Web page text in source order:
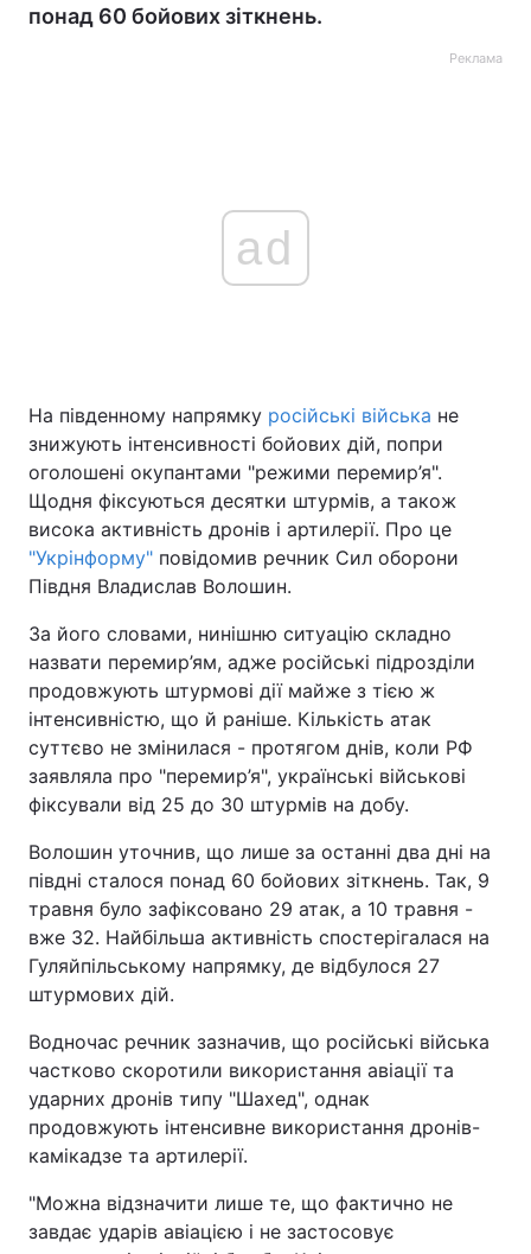
понад 60 бойових зіткнень.
Реклама
ad
На південному напрямку російські війська не
знижують інтенсивності бойових дій, попри
оголошені окупантами "режими перемир’я".
Щодня фіксуються десятки штурмів, а також
висока активність дронів і артилерії. Про це
"Укрінформу" повідомив речник Сил оборони
Півдня Владислав Волошин.
За його словами, нинішню ситуацію складно
назвати перемир’ям, адже російські підрозділи
продовжують штурмові дії майже з тією ж
інтенсивністю, що й раніше. Кількість атак
суттєво не змінилася - протягом днів, коли РФ
заявляла про "перемир’я", українські військові
фіксували від 25 до 30 штурмів на добу.
Волошин уточнив, що лише за останні два дні на
півдні сталося понад 60 бойових зіткнень. Так, 9
травня було зафіксовано 29 атак, а 10 травня -
вже 32. Найбільша активність спостерігалася на
Гуляйпільському напрямку, де відбулося 27
штурмових дій.
Водночас речник зазначив, що російські війська
частково скоротили використання авіації та
ударних дронів типу "Шахед", однак
продовжують інтенсивне використання дронів-
камікадзе та артилерії.
"Можна відзначити лише те, що фактично не
завдає ударів авіацією і не застосовує